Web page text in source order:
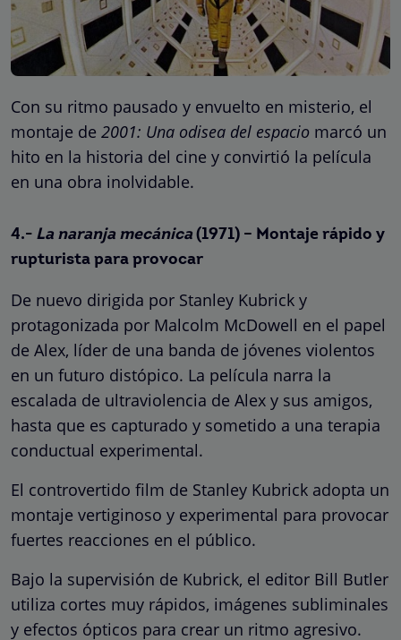
Con su ritmo pausado y envuelto en misterio, el
montaje de 2001: Una odisea del espacio marcó un
hito en la historia del cine y convirtió la película
en una obra inolvidable.
4.- La naranja mecánica (1971) – Montaje rápido y
rupturista para provocar
De nuevo dirigida por Stanley Kubrick y
protagonizada por Malcolm McDowell en el papel
de Alex, líder de una banda de jóvenes violentos
en un futuro distópico. La película narra la
escalada de ultraviolencia de Alex y sus amigos,
hasta que es capturado y sometido a una terapia
conductual experimental.
El controvertido film de Stanley Kubrick adopta un
montaje vertiginoso y experimental para provocar
fuertes reacciones en el público.
Bajo la supervisión de Kubrick, el editor Bill Butler
utiliza cortes muy rápidos, imágenes subliminales
y efectos ópticos para crear un ritmo agresivo.